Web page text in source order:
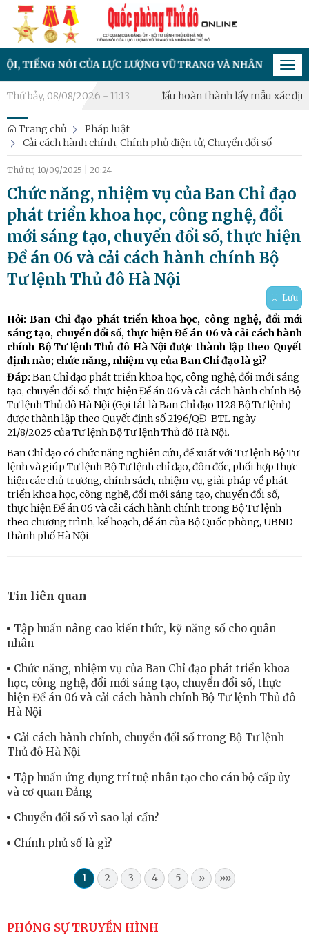
NÓI CỦA LỰC LƯỢNG VŨ TRANG VÀ NHÂN DÂN THỦ ĐÔ
Thứ bảy, 08/08/2026 - 11:13
định ADN Hà Nội phấn đấu hoàn thành lấy mẫu xác định
Trang chủ
Pháp luật
Cải cách hành chính, Chính phủ điện tử, Chuyển đổi số
Thứ tư, 10/09/2025 20:24
Chức năng, nhiệm vụ của Ban Chỉ đạo
phát triển khoa học, công nghệ, đổi
mới sáng tạo, chuyển đổi số, thực hiện
Đề án 06 và cải cách hành chính Bộ
Tư lệnh Thủ đô Hà Nội
Lưu
Hỏi: Ban Chỉ đạo phát triển khoa học, công nghệ, đổi mới
sáng tạo, chuyển đổi số, thực hiện Đề án 06 và cải cách hành
chính Bộ Tư lệnh Thủ đô Hà Nội được thành lập theo Quyết
định nào; chức năng, nhiệm vụ của Ban Chỉ đạo là gì?
Đáp: Ban Chỉ đạo phát triển khoa học, công nghệ, đổi mới sáng
tạo, chuyển đổi số, thực hiện Đề án 06 và cải cách hành chính Bộ
Tư lệnh Thủ đô Hà Nội (Gọi tắt là Ban Chỉ đạo 1128 Bộ Tư lệnh)
được thành lập theo Quyết định số 2196/QĐ-BTL ngày
21/8/2025 của Tư lệnh Bộ Tư lệnh Thủ đô Hà Nội.
Ban Chỉ đạo có chức năng nghiên cứu, đề xuất với Tư lệnh Bộ Tư
lệnh và giúp Tư lệnh Bộ Tư lệnh chỉ đạo, đôn đốc, phối hợp thực
hiện các chủ trương, chính sách, nhiệm vụ, giải pháp về phát
triển khoa học, công nghệ, đổi mới sáng tạo, chuyển đổi số,
thực hiện Đề án 06 và cải cách hành chính trong Bộ Tư lệnh
theo chương trình, kế hoạch, đề án của Bộ Quốc phòng, UBND
thành phố Hà Nội.
Tin liên quan
Tập huấn nâng cao kiến thức, kỹ năng số cho quân
nhân
Chức năng, nhiệm vụ của Ban Chỉ đạo phát triển khoa
học, công nghệ, đổi mới sáng tạo, chuyển đổi số, thực
hiện Đề án 06 và cải cách hành chính Bộ Tư lệnh Thủ đô
Hà Nội
Cải cách hành chính, chuyển đổi số trong Bộ Tư lệnh
Thủ đô Hà Nội
Tập huấn ứng dụng trí tuệ nhân tạo cho cán bộ cấp ủy
và cơ quan Đảng
Chuyển đổi số vì sao lại cần?
Chính phủ số là gì?
1 2 3 4 5 » »»
PHÓNG SỰ TRUYỀN HÌNH